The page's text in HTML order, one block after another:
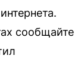
сообщайте